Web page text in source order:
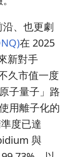
、也更劇
在 2025
新對手
久市值一度
子量子」路
用離子化的
度已達
與